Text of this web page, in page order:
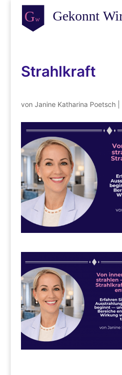
Strahlkraft
von Janine Katharina Poetsch|